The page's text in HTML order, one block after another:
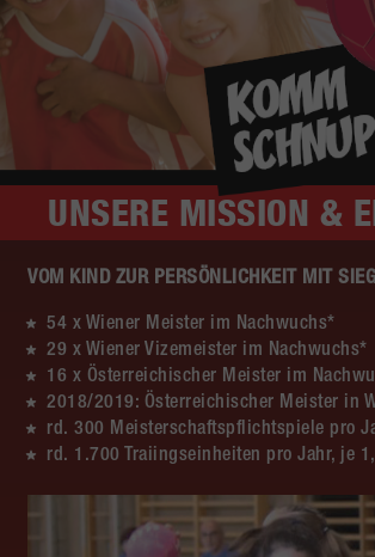
UNSERE MISSION &
VOM KIND ZUR PERSÖNLICHKEIT MIT
54 x Wiener Meister im Nachwuchs*
29 x Wiener Vizemeister im Nachwuchs*
16 x Österreichischer Meister im
2018/2019: Österreichischer Meister in
rd. 300 Meisterschaftspflichtspiele pro
rd. 1.700 Traiingseinheiten pro Jahr, je